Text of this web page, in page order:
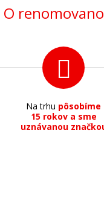
O
Na trhu pôsobíme
15 rokov a sme
uznávanou